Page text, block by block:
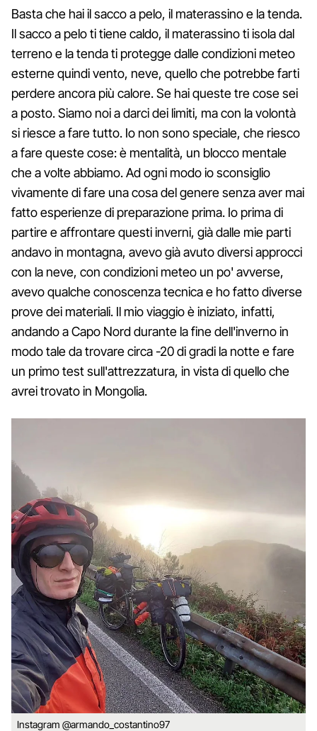
Basta che hai il sacco a pelo, il materassino e la tenda.
Il sacco a pelo ti tiene caldo, il materassino ti isola dal
terreno e la tenda ti protegge dalle condizioni meteo
esterne quindi vento, neve, quello che potrebbe farti
perdere ancora più calore. Se hai queste tre cose sei
a posto. Siamo noi a darci dei limiti, ma con la volontà
si riesce a fare tutto. Io non sono speciale, che riesco
a fare queste cose: è mentalità, un blocco mentale
che a volte abbiamo. Ad ogni modo io sconsiglio
vivamente di fare una cosa del genere senza aver mai
fatto esperienze di preparazione prima. Io prima di
partire e affrontare questi inverni, già dalle mie parti
andavo in montagna, avevo già avuto diversi approcci
con la neve, con condizioni meteo un po' avverse,
avevo qualche conoscenza tecnica e ho fatto diverse
prove dei materiali. Il mio viaggio è iniziato, infatti,
andando a Capo Nord durante la fine dell'inverno in
modo tale da trovare circa -20 di gradi la notte e fare
un primo test sull'attrezzatura, in vista di quello che
avrei trovato in Mongolia.
Instagram @armando_costantino97